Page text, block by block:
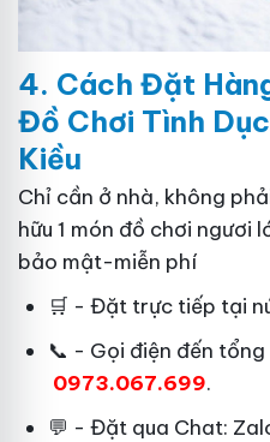
4. Cách Đặt
Đồ Chơi Tình
Kiều
Chỉ cần ở nhà, không
hữu 1 món đồ chơi
bảo mật-miễn phí
🛒 - Đặt trực tiếp tại
📞 - Gọi điện đến tổng
0973.067.699.
💬 - Đặt qua Chat: